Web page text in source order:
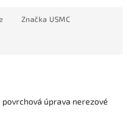
Značka USMC
úprava nerezové